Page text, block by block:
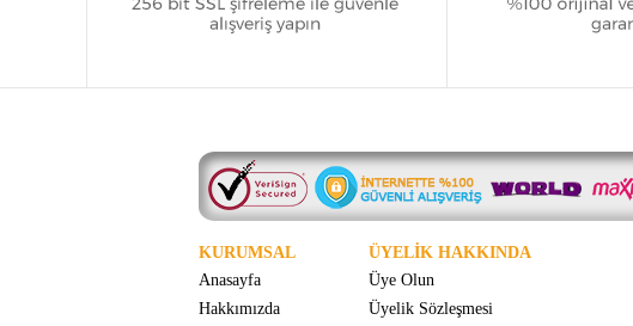
KURUMSAL ÜYELİK HAKKINDA
Anasayfa Üye Olun
Hakkımızda
Üyelik Sözleşmesi